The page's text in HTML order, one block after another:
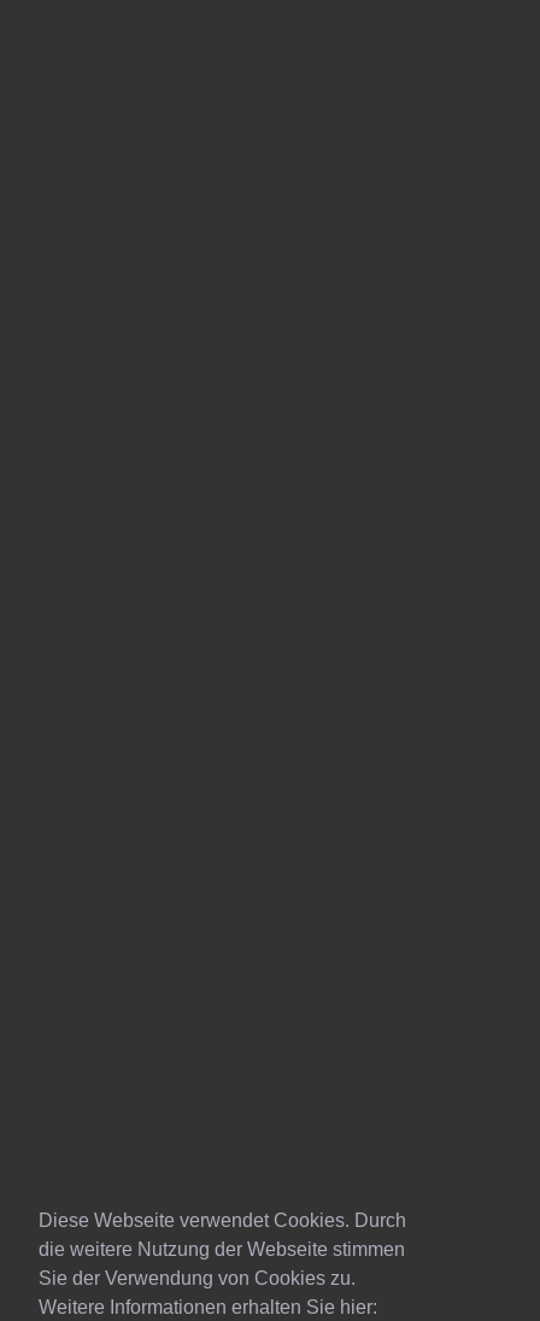
Diese Webseite verwendet Cookies. Durch
die weitere Nutzung der Webseite stimmen
Sie der Verwendung von Cookies zu.
Weitere Informationen erhalten Sie hier: